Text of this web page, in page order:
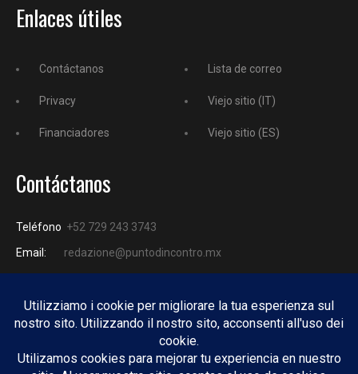
Enlaces útiles
Contáctanos
Privacy
Financiadores
Lista de correo
Viejo sitio (IT)
Viejo sitio (ES)
Contáctanos
Teléfono +52 729 243 3743
Email:
redazione@puntodincontro.mx
PUNTODINCONTRO